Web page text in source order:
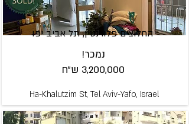
החלוצים פלורנטין, תל אביב יפו
נמכר!
3,200,000 ש"ח
Ha-Khalutzim St, Tel Aviv-Yafo, Israel